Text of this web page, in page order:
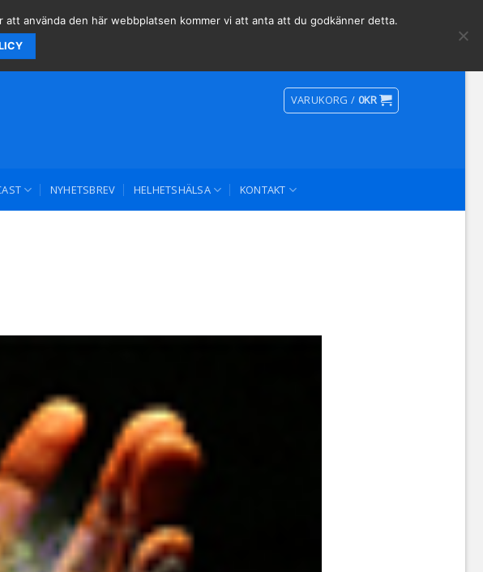
Social Media
VARUKORG / 0KR
NYHETSBREV HELHETSHÄLSA KONTAKT
använda den här webbplatsen kommer vi att anta att du godkänner detta.